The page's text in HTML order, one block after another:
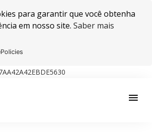
para garantir que você obtenha
em nosso site. Saber mais
menu